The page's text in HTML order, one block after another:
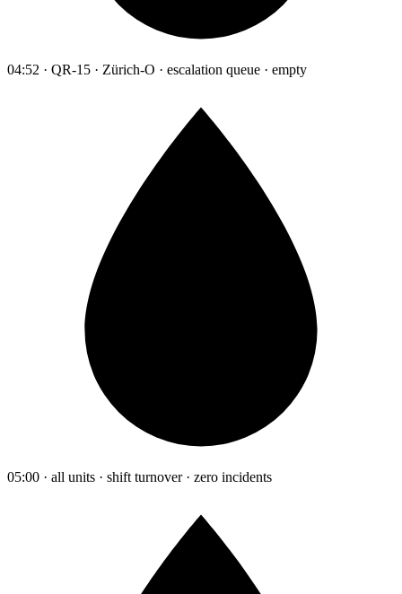
04:52 · QR-15 · Zürich-O · escalation queue · empty
05:00 · all units · shift turnover · zero incidents